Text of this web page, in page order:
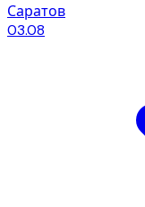
Саратов
03.08